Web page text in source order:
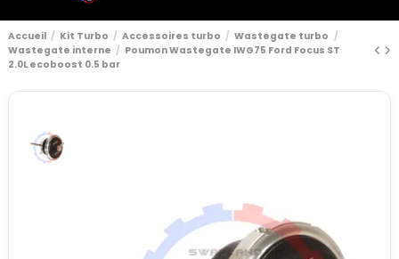
Accueil Kit Turbo Accessoires turbo
Wastegate turbo
Wastegate interne
Poumon Wastegate IWG75 Ford Focus ST
2.0L ecoboost 0.5 bar